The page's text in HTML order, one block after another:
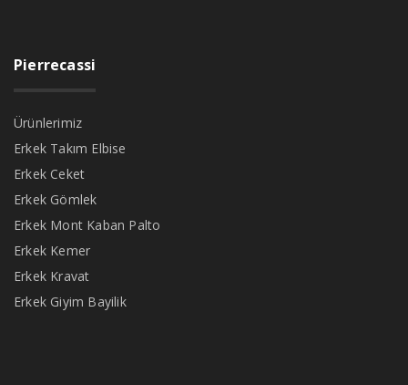
Pierrecassi
Ürünlerimiz
Erkek Takım Elbise
Erkek Ceket
Erkek Gömlek
Erkek Mont Kaban Palto
Erkek Kemer
Erkek Kravat
Erkek Giyim Bayilik